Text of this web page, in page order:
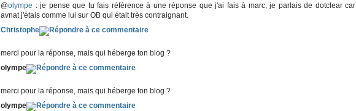
@olympe : je pense que tu fais référence à une réponse que j'ai fais à marc, je parlais de dotclear car
avnat j'étais comme lui sur OB qui était très contraignant.
Christophe
merci pour la réponse, mais qui héberge ton blog ?
olympe
merci pour la réponse, mais qui héberge ton blog ?
olympe